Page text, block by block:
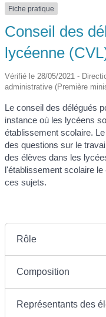
Fiche pratique
Conseil des
lycéenne
Vérifié le 28/05/2021 -
administrative (Première
Le conseil des délégués
instance où les lycéens
établissement scolaire.
des questions sur le
des élèves dans les
l'établissement scolaire
ces sujets.
Rôle
Composition
Représentants des